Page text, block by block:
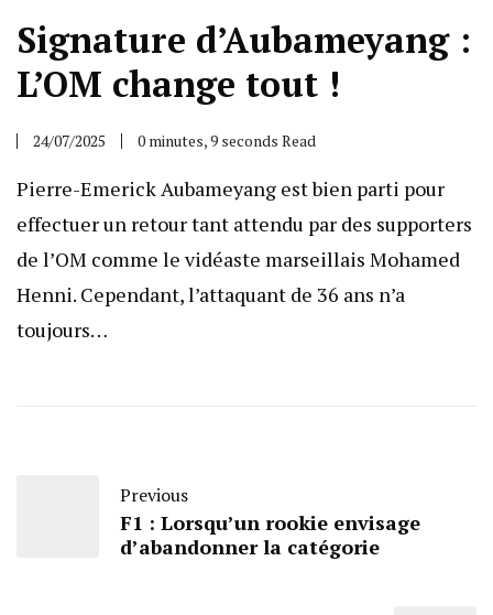
Signature d’Aubameyang :
L’OM change tout !
24/07/2025 0 minutes, 9 seconds Read
Pierre-Emerick Aubameyang est bien parti pour
effectuer un retour tant attendu par des supporters
de l’OM comme le vidéaste marseillais Mohamed
Henni. Cependant, l’attaquant de 36 ans n’a
toujours…
Previous
F1 : Lorsqu’un rookie envisage
d’abandonner la catégorie